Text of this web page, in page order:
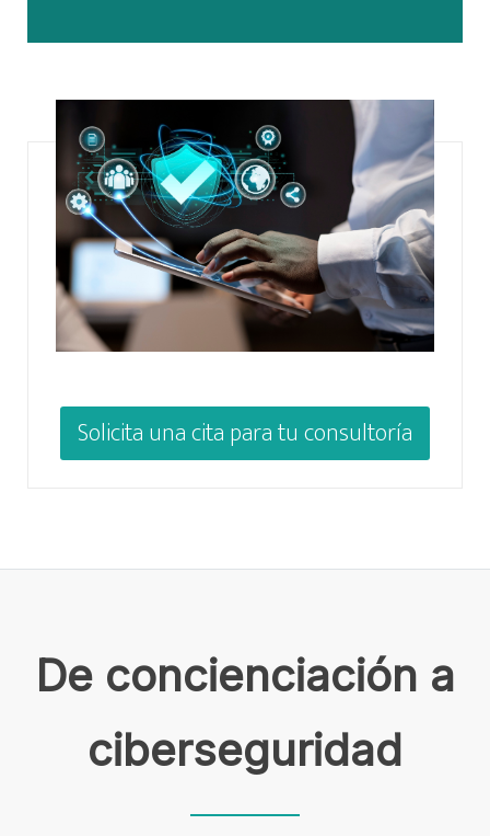
Solicita una cita para tu consultoría
De concienciación a
ciberseguridad